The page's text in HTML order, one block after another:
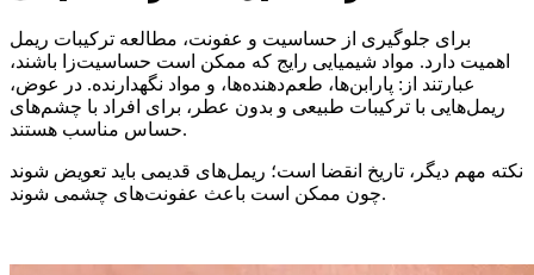
برای جلوگیری از حساسیت و عفونت، مطالعه ترکیبات ریمل
اهمیت دارد. مواد شیمیایی رایج که ممکن است حساسیت‌زا باشند،
عبارتند از: پارابن‌ها، طعم‌دهنده‌ها، و مواد نگهدارنده. در عوض،
ریمل‌هایی با ترکیبات طبیعی و بدون عطر، برای افراد با چشم‌های
حساس مناسب هستند.
نکته مهم دیگر، تاریخ انقضا است؛ ریمل‌های قدیمی باید تعویض شوند
چون ممکن است باعث عفونت‌های چشمی شوند.